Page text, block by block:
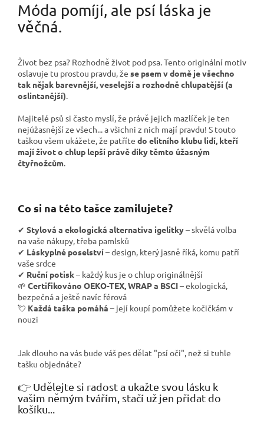
Móda pomíjí, ale psí láska je
věčná.
Život bez psa? Rozhodně život pod psa. Tento originální motiv
oslavuje tu prostou pravdu, že se psem v domě je všechno
tak nějak barevnější, veselejší a rozhodně chlupatější (a
oslintanější).
Majitelé psů si často myslí, že právě jejich mazlíček je ten
nejúžasnější ze všech... a všichni z nich mají pravdu! S touto
taškou všem ukážete, že patříte do elitního klubu lidí, kteří
mají život o chlup lepší právě díky těmto úžasným
čtyřnožcům.
Co si na této tašce zamilujete?
✔ Stylová a ekologická alternativa igelitky– skvělá volba
na vaše nákupy, třeba pamlsků
✔ Láskyplné poselství– design, který jasně říká, komu patří
vaše srdce
✔ Ruční potisk– každý kus je o chlup originálnější
🌱 Certifikováno OEKO-TEX, WRAP a BSCI– ekologická,
bezpečná a ještě navíc férová
💘 Každá taška pomáhá – její koupí pomůžete kočičkám v
nouzi
Jak dlouho na vás bude váš pes dělat "psí oči", než si tuhle
tašku objednáte?
👉 Udělejte si radost a ukažte svou lásku k
vašim němým tvářím, stačí už jen přidat do
košíku...